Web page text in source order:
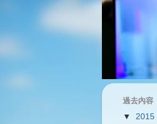
過去內容
▼ 2015